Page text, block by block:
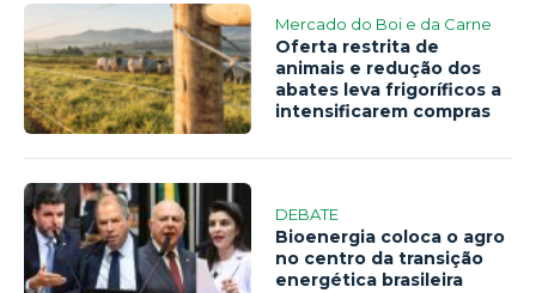
Mercado do Boi e da Carne
Oferta restrita de
animais e redução dos
abates leva frigoríficos a
intensificarem compras
DEBATE
Bioenergia coloca o agro
no centro da transição
energética brasileira